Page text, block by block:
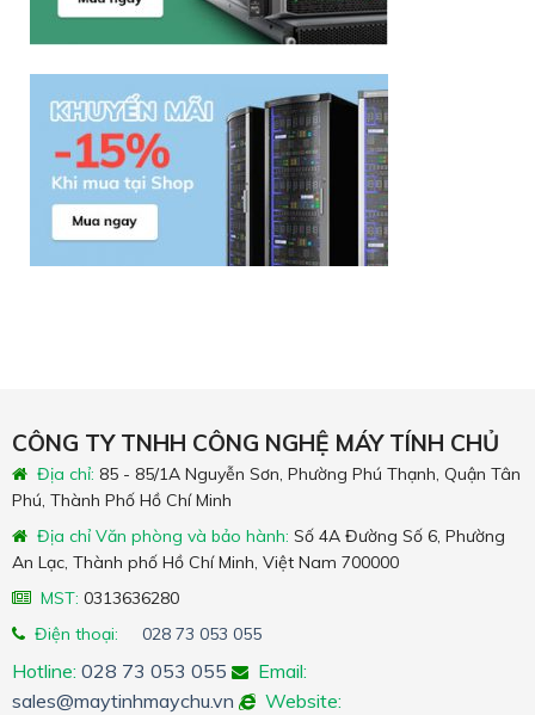
CÔNG TY TNHH CÔNG NGHỆ MÁY TÍNH CHỦ
Địa chỉ: 85 - 85/1A Nguyễn Sơn, Phường Phú Thạnh, Quận Tân
Phú, Thành Phố Hồ Chí Minh
Địa chỉ Văn phòng và bảo hành: Số 4A Đường Số 6, Phường
An Lạc, Thành phố Hồ Chí Minh, Việt Nam 700000
MST: 0313636280
Điện thoại:
028 73 053 055
Hotline: 028 73 053 055
Email:
sales@maytinhmaychu.vn
Website: